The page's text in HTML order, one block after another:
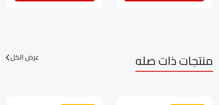
منتجات ذات صله عرض الكل